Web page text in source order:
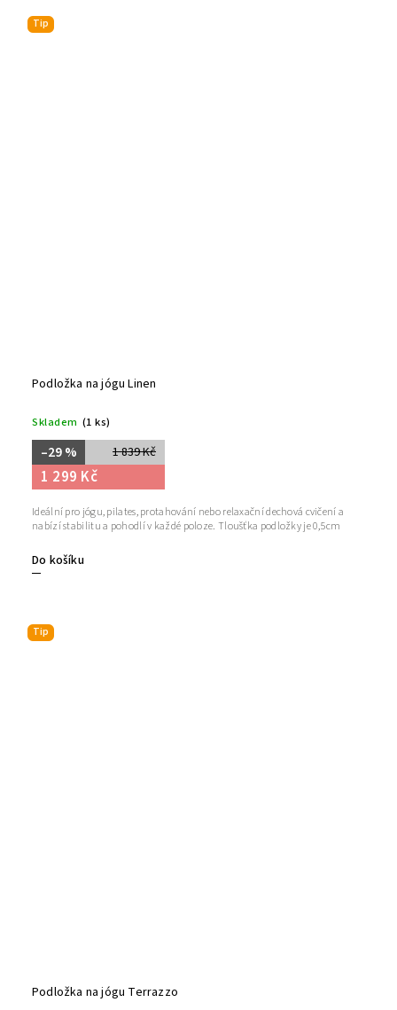
Tip
Podložka na jógu Linen
Skladem (1 ks)
1 839 Kč
–29 %
1 299 Kč
Do košíku
Ideální pro jógu, pilates, protahování nebo relaxační dechová cvičení a
nabízí stabilitu a pohodlí v každé poloze. Tloušťka podložky je 0,5cm
Tip
Podložka na jógu Terrazzo